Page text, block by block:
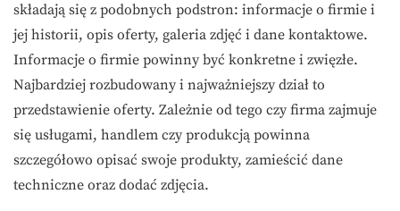
składają się z podobnych podstron: informacje o firmie i
jej historii, opis oferty, galeria zdjęć i dane kontaktowe.
Informacje o firmie powinny być konkretne i zwięzłe.
Najbardziej rozbudowany i najważniejszy dział to
przedstawienie oferty. Zależnie od tego czy firma zajmuje
się usługami, handlem czy produkcją powinna
szczegółowo opisać swoje produkty, zamieścić dane
techniczne oraz dodać zdjęcia.